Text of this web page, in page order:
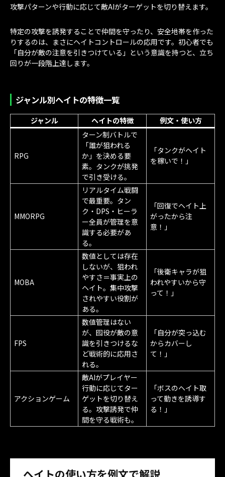
攻撃パターンや行動に応じて敵AIがターゲットを切り替えます。
特定の攻撃を誘発することで仲間を守ったり、安全地帯を作った
りするのは、まさにヘイトコントロールの応用です。初心者でも
「自分が敵の注意を引きつけている」という意識を持つと、立ち
回りが一段階上達します。
ジャンル別ヘイトの特徴一覧
ジャンル ヘイトの特徴 例文・使い方
RPG
ターン制バトルで
「誰が狙われる
か」を決める要
素。タンクが挑発
で引き受ける。
「タンクがヘイト
を稼いで！」
MMORPG
リアルタイム戦闘
で最重要。タン
ク・DPS・ヒーラ
ー全員が管理を意
識する必要があ
る。
「回復でヘイト上
がったから注
意！」
MOBA
数値としては存在
しないが、狙われ
やすさ＝事実上の
ヘイト。集中攻撃
されやすい役割が
ある。
「後衛キャラが狙
われやすいから守
って！」
FPS
数値管理はない
が、囮役が敵の意
識を引きつけるな
ど戦術的に応用さ
れる。
「自分が突っ込む
からカバーし
て！」
アクションゲーム
敵AIがプレイヤー
行動に応じてター
ゲットを切り替え
る。攻撃誘発で仲
間を守る戦術も。
「ボスのヘイト取
って動きを誘導す
る！」
ヘイトの使い方を例文で解説